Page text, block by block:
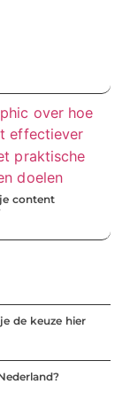
content
de keuze hier